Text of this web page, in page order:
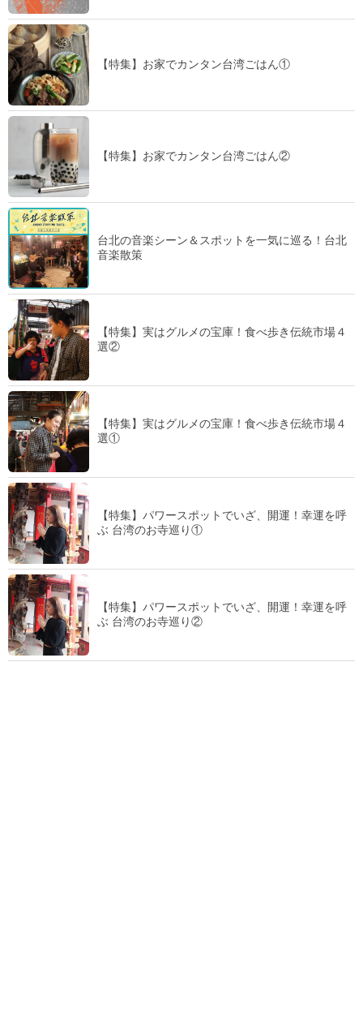
【特集】お家でカンタン台湾ごはん①
【特集】お家でカンタン台湾ごはん②
台北の音楽シーン＆スポットを一気に巡る！台北
音楽散策
【特集】実はグルメの宝庫！食べ歩き伝統市場４
選②
【特集】実はグルメの宝庫！食べ歩き伝統市場４
選①
【特集】パワースポットでいざ、開運！幸運を呼
ぶ 台湾のお寺巡り①
【特集】パワースポットでいざ、開運！幸運を呼
ぶ 台湾のお寺巡り②